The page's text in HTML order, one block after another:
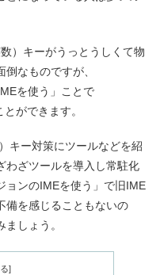
）キーがうっとうしくて物
なものですが、
を使う」ことで
ができます。
キー対策にツールなどを紹
わざツールを導入し常駐化
ョンのIMEを使う」で旧IME
備を感じることもないの
しょう。